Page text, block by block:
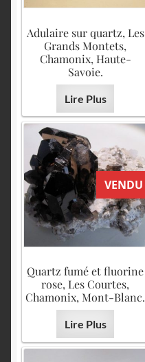
Adulaire sur quartz, Les
Grands Montets,
Chamonix, Haute-
Savoie.
Lire Plus
VENDU
Quartz fumé et fluorine
rose, Les Courtes,
Chamonix, Mont-Blanc.
Lire Plus